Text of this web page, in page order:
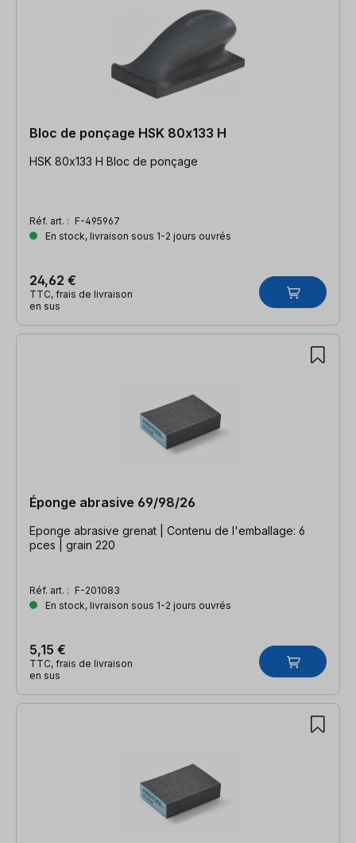
Bloc de ponçage HSK 80x133 H
HSK 80x133 H Bloc de ponçage
Réf. art. : F-495967
En stock, livraison sous 1-2 jours ouvrés
24,62 €
TTC, frais de livraison
en sus
Éponge abrasive 69/98/26
Eponge abrasive grenat | Contenu de l'emballage: 6
pces | grain 220
Réf. art. : F-201083
En stock, livraison sous 1-2 jours ouvrés
5,15 €
TTC, frais de livraison
en sus